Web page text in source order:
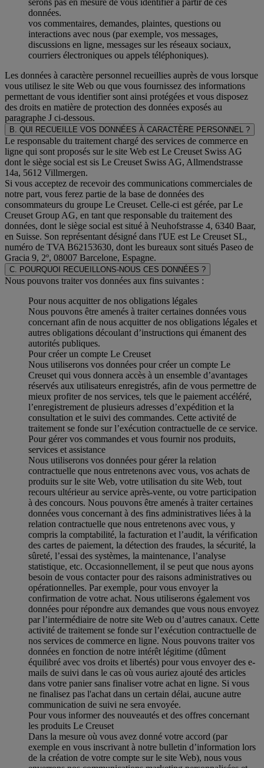
données.
vos commentaires, demandes, plaintes, questions ou
interactions avec nous (par exemple, vos messages,
discussions en ligne, messages sur les réseaux sociaux,
courriers électroniques ou appels téléphoniques).
Les données à caractère personnel recueillies auprès de vous lorsque
vous utilisez le site Web ou que vous fournissez des informations
permettant de vous identifier sont ainsi protégées et vous disposez
des droits en matière de protection des données exposés au
paragraphe J ci-dessous.
B. QUI RECUEILLE VOS DONNÉES À CARACTÈRE PERSONNEL ?
Le responsable du traitement chargé des services de commerce en
ligne qui sont proposés sur le site Web est Le Creuset Swiss AG
dont le siège social est sis Le Creuset Swiss AG, Allmendstrasse
14a, 5612 Villmergen.
Si vous acceptez de recevoir des communications commerciales de
notre part, vous ferez partie de la base de données des
consommateurs du groupe Le Creuset. Celle-ci est gérée, par Le
Creuset Group AG, en tant que responsable du traitement des
données, dont le siège social est situé à Neuhofstrasse 4, 6340 Baar,
en Suisse. Son représentant désigné dans l'UE est Le Creuset SL,
numéro de TVA B62153630, dont les bureaux sont situés Paseo de
Gracia 9, 2º, 08007 Barcelone, Espagne.
C. POURQUOI RECUEILLONS-NOUS CES DONNÉES ?
Nous pouvons traiter vos données aux fins suivantes :
Pour nous acquitter de nos obligations légales
Nous pouvons être amenés à traiter certaines données vous
concernant afin de nous acquitter de nos obligations légales et
autres obligations découlant d’instructions qui émanent des
autorités publiques.
Pour créer un compte Le Creuset
Nous utiliserons vos données pour créer un compte Le
Creuset qui vous donnera accès à un ensemble d’avantages
réservés aux utilisateurs enregistrés, afin de vous permettre de
mieux profiter de nos services, tels que le paiement accéléré,
l’enregistrement de plusieurs adresses d’expédition et la
consultation et le suivi des commandes. Cette activité de
traitement se fonde sur l’exécution contractuelle de ce service.
Pour gérer vos commandes et vous fournir nos produits,
services et assistance
Nous utiliserons vos données pour gérer la relation
contractuelle que nous entretenons avec vous, vos achats de
produits sur le site Web, votre utilisation du site Web, tout
recours ultérieur au service après-vente, ou votre participation
à des concours. Nous pouvons être amenés à traiter certaines
données vous concernant à des fins administratives liées à la
relation contractuelle que nous entretenons avec vous, y
compris la comptabilité, la facturation et l’audit, la vérification
des cartes de paiement, la détection des fraudes, la sécurité, la
sûreté, l’essai des systèmes, la maintenance, l’analyse
statistique, etc. Occasionnellement, il se peut que nous ayons
besoin de vous contacter pour des raisons administratives ou
opérationnelles. Par exemple, pour vous envoyer la
confirmation de votre achat. Nous utiliserons également vos
données pour répondre aux demandes que vous nous envoyez
par l’intermédiaire de notre site Web ou d’autres canaux. Cette
activité de traitement se fonde sur l’exécution contractuelle de
nos services de commerce en ligne. Nous pouvons traiter vos
données en fonction de notre intérêt légitime (dûment
équilibré avec vos droits et libertés) pour vous envoyer des e-
mails de suivi dans le cas où vous auriez ajouté des articles
dans votre panier sans finaliser votre achat en ligne. Si vous
ne finalisez pas l'achat dans un certain délai, aucune autre
communication de suivi ne sera envoyée.
Pour vous informer des nouveautés et des offres concernant
les produits Le Creuset
Dans la mesure où vous avez donné votre accord (par
exemple en vous inscrivant à notre bulletin d’information lors
de la création de votre compte sur le site Web), nous vous